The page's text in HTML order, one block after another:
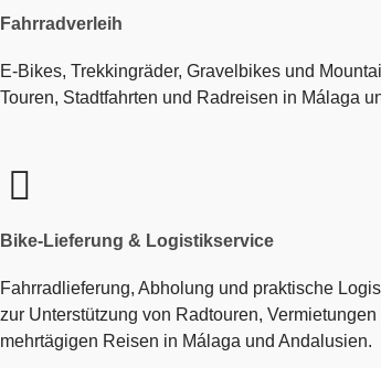
Fahrradverleih
E-Bikes, Trekkingräder, Gravelbikes und
Touren, Stadtfahrten und Radreisen in Málaga
Bike-Lieferung & Logistikservice
Fahrradlieferung, Abholung und praktische
zur Unterstützung von Radtouren, Vermietungen
mehrtägigen Reisen in Málaga und Andalusien.